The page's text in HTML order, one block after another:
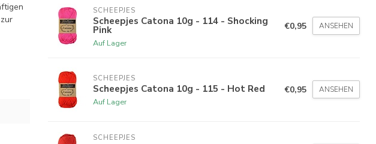
SCHEEPJES
Scheepjes Catona 10g - 114 - Shocking
Pink
Auf Lager
€0,95 ANSEHEN
SCHEEPJES
Scheepjes Catona 10g - 115 - Hot Red
Auf Lager
€0,95 ANSEHEN
SCHEEPJES